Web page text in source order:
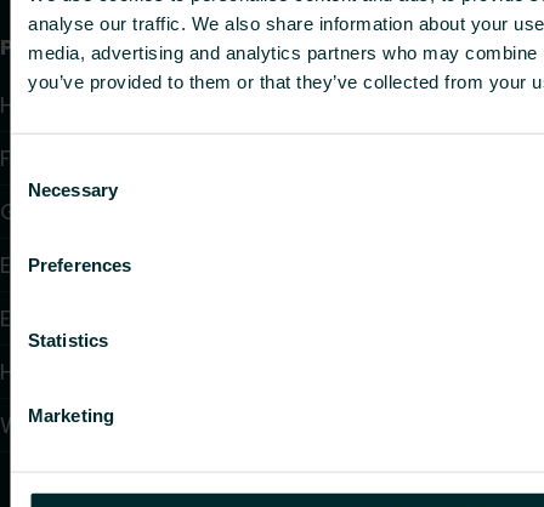
analyse our traffic. We also share information about your
media, advertising and analytics partners who may
you’ve provided to them or that they’ve collected from your
Selection
Necessary
Preferences
Statistics
Marketing
Produkte
Heizkörper
Fußbodenheizung und -kühlung
Gebläsekonvektoren
Elektroheizung
Elektronische Regelungen
Hydraulische Regelungen
Wandheizung und -kühlung